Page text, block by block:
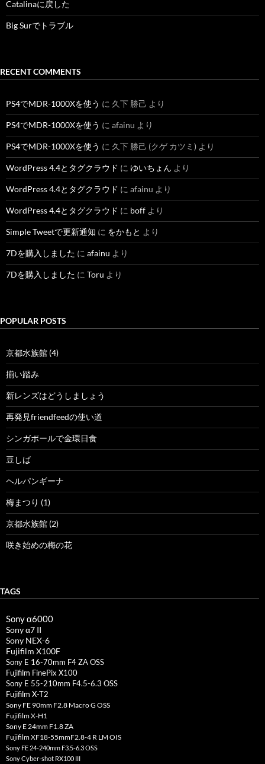
Catalinaに戻した
Big Surでトラブル
RECENT COMMENTS
PS4でMDR-1000Xを使う に 久下 勝己 より
PS4でMDR-1000Xを使う に afainu より
PS4でMDR-1000Xを使う に 久下 勝己 (クゲ カツミ) より
WordPress 4.4とタグクラウド に ゆいちょん より
WordPress 4.4とタグクラウド に afainu より
WordPress 4.4とタグクラウド に boff より
Simple Tweetで更新通知 に をかもと より
7Dを購入しました に afainu より
7Dを購入しました に Toru より
POPULAR POSTS
京都水族館 (4)
揃い踏み
新レンズはどうしましょう
再発見friendfeedの使い道
シンガポールで金環日食
豆しば
ヘルパンギーナ
梅まつり (1)
京都水族館 (2)
咲き始めの梅の花
TAGS
Sony α6000
Sony α7 II
Sony NEX-6
Fujifilm X100F
Sony E 16-70mm F4 ZA OSS
Fujifilm FinePix X100
Sony E 55-210mm F4.5-6.3 OSS
Fujifilm X-T2
Sony FE 90mm F2.8 Macro G OSS
Fujifilm X-H1
Sony E 24mm F1.8 ZA
Fujifilm XF18-55mmF2.8-4 R LM OIS
Sony FE 24-240mm F3.5-6.3 OSS
Sony Cyber-shot RX100 III